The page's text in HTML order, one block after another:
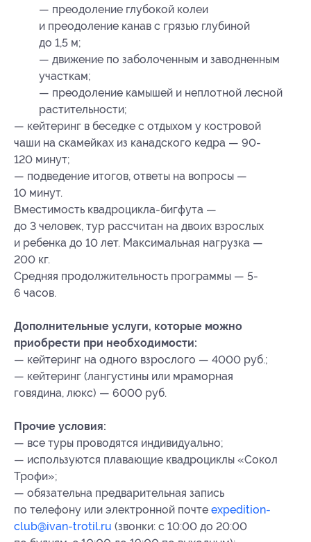
— преодоление глубокой колеи
и преодоление канав с грязью глубиной
до 1,5 м;
— движение по заболоченным и заводненным
участкам;
— преодоление камышей и неплотной лесной
растительности;
— кейтеринг в беседке с отдыхом у костровой
чаши на скамейках из канадского кедра — 90-
120 минут;
— подведение итогов, ответы на вопросы —
10 минут.
Вместимость квадроцикла-бигфута —
до 3 человек, тур рассчитан на двоих взрослых
и ребенка до 10 лет. Максимальная нагрузка —
200 кг.
Средняя продолжительность программы — 5-
6 часов.
Дополнительные услуги, которые можно
приобрести при необходимости:
— кейтеринг на одного взрослого — 4000 руб.;
— кейтеринг (лангустины или мраморная
говядина, люкс) — 6000 руб.
Прочие условия:
— все туры проводятся индивидуально;
— используются плавающие квадроциклы «Сокол
Трофи»;
— обязательна предварительная запись
по телефону или электронной почте expedition-
club@ivan-trotil.ru (звонки: с 10:00 до 20:00